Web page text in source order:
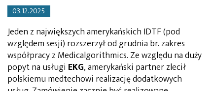
03.12.2025
Jeden z największych amerykańskich IDTF (pod
względem sesji) rozszerzył od grudnia br. zakres
współpracy z Medicalgorithmics. Ze względu na duży
popyt na usługi EKG, amerykański partner zlecił
polskiemu medtechowi realizację dodatkowych